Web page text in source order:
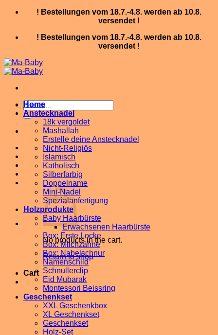
Skip
! Bestellungen vom 18.7.-4.8. werden ab 10.8.
versendet !
! Bestellungen vom 18.7.-4.8. werden ab 10.8.
versendet !
Search
for:
No products in the cart.
Return to shop
Cart
Home
Anstecknadel
18k vergoldet
Mashallah
Erstelle deine Anstecknadel
Nicht-Religiös
Islamisch
Katholisch
Silberfarbig
Doppelname
Mini-Nadel
Spezialanfertigung
Holzprodukte
Baby Haarbürste
Erwachsenen Haarbürste
Box: Erste Locke
Box: Milchzähne
Box: Nabelschnur
Namenschild
Schnullerclip
Eid Mubarak
Montessori Beissring
Geschenkset
XXL Geschenkbox
XL Geschenkset
Geschenkset
Holz-Set